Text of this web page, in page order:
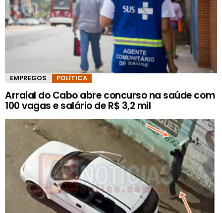
EMPREGOS POLÍTICA
Arraial do Cabo abre concurso na saúde com
100 vagas e salário de R$ 3,2 mil